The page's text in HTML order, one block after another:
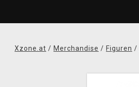
Xzone.at / Merchandise / Figuren /